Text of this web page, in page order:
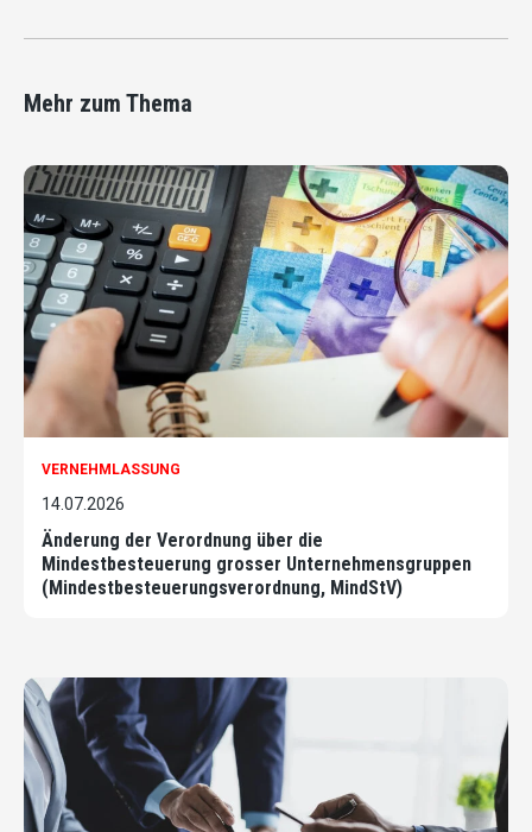
Mehr zum Thema
VERNEHMLASSUNG
14.07.2026
Änderung der Verordnung über die
Mindestbesteuerung grosser Unternehmensgruppen
(Mindestbesteuerungsverordnung, MindStV)